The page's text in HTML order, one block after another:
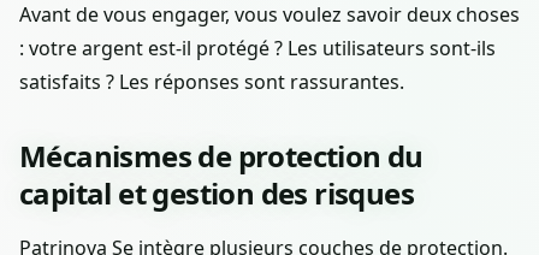
Avant de vous engager, vous voulez savoir deux choses
: votre argent est-il protégé ? Les utilisateurs sont-ils
satisfaits ? Les réponses sont rassurantes.
Mécanismes de protection du
capital et gestion des risques
Patrinova Se intègre plusieurs couches de protection.